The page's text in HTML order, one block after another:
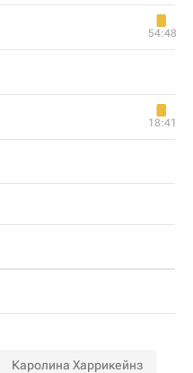
54:48
18:41
Каролина Харрикейнз